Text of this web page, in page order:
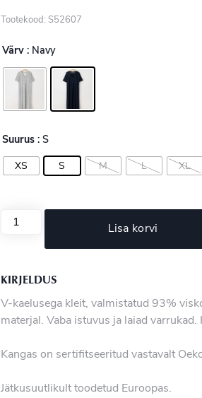
Tootekood: S52607
Värv : Navy
Suurus : S
XS S M L XL
Lisa korvi
KIRJELDUS
V-kaelusega kleit, valmistatud 93%
materjal. Vaba istuvus ja laiad varrukad.
Kangas on sertifitseeritud vastavalt
Jätkusuutlikult toodetud Euroopas.